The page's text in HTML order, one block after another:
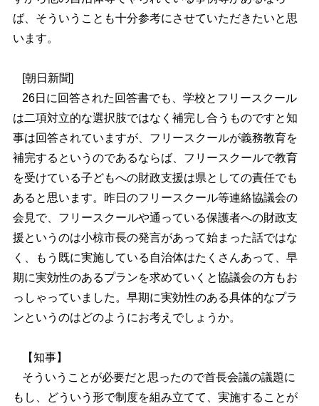
ば、そういうことも十分参考にさせていただきたいと思
います。
[朝日新聞]
26日に回答された回答書でも、学校とフリースクール
は二項対立的な選択肢ではなく補完し合うものですと知
事は回答されていますが、フリースクールが義務教育を
補完するというのであるならば、フリースクールで教育
を受けている子どもへの財政支援は県としての責任でも
あると思います。昨日のフリースクール等連絡協議会の
会見で、フリースクールや通っている保護者への財政支
援というのは小椋市長の発言があって始まった話ではな
く、もう既に実施している自治体はたくさんあって、早
期に実効性のあるプランを求めていくと協議会の方もお
っしゃっていました。早期に実効性のある具体的なプラ
ンというのはどのようにお考えでしょうか。
【知事】
そういうことが必要だと思ったので首長会議の議題に
もし、どういう形で制度を組み立てて、実施することが